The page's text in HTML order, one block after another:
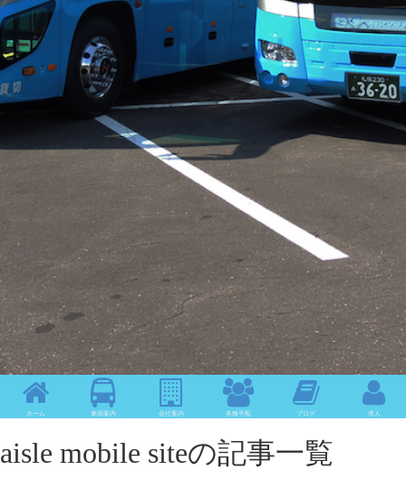
ホーム 車両案内 会社案内 各種手配 ブログ 求人
aisle mobile siteの記事一覧